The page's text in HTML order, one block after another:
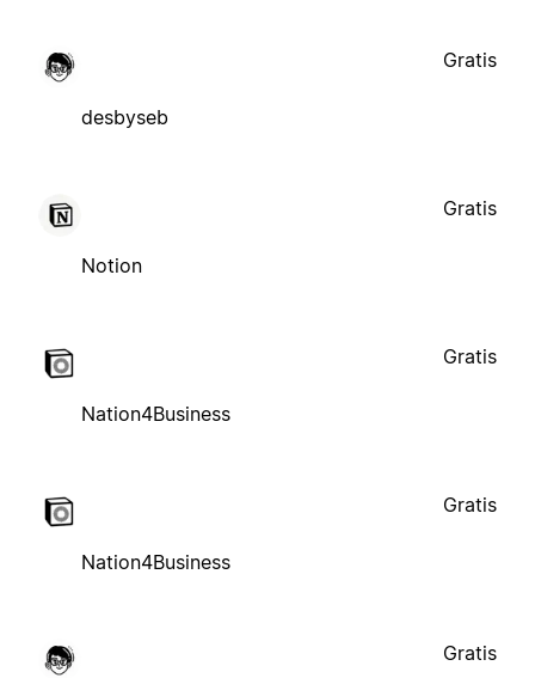
desbyseb
Gratis
Notion
Gratis
Nation4Business
Gratis
Nation4Business
Gratis
Gratis